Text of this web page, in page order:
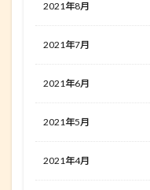
2021年8月
2021年7月
2021年6月
2021年5月
2021年4月